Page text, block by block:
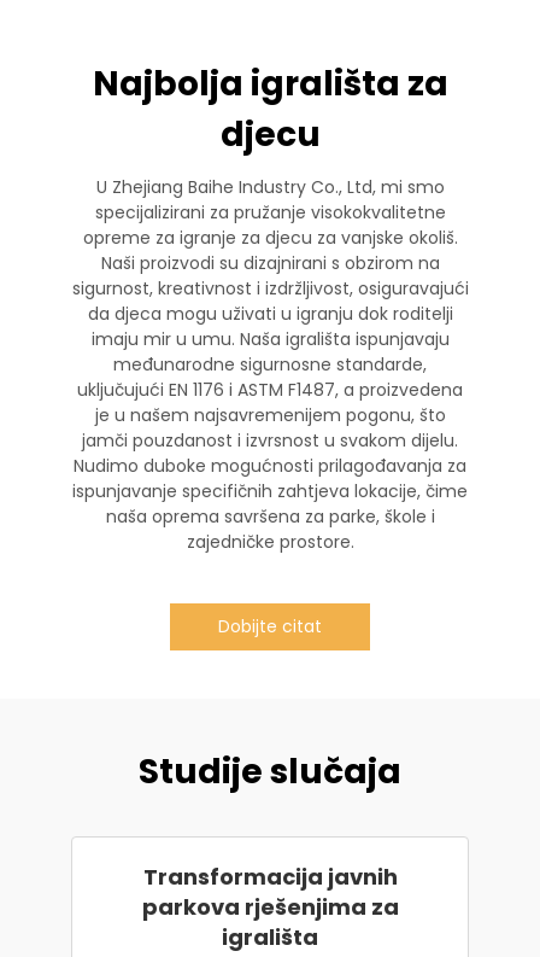
Najbolja igrališta za
djecu
U Zhejiang Baihe Industry Co., Ltd, mi smo
specijalizirani za pružanje visokokvalitetne
opreme za igranje za djecu za vanjske okoliš.
Naši proizvodi su dizajnirani s obzirom na
sigurnost, kreativnost i izdržljivost, osiguravajući
da djeca mogu uživati u igranju dok roditelji
imaju mir u umu. Naša igrališta ispunjavaju
međunarodne sigurnosne standarde,
uključujući EN 1176 i ASTM F1487, a proizvedena
je u našem najsavremenijem pogonu, što
jamči pouzdanost i izvrsnost u svakom dijelu.
Nudimo duboke mogućnosti prilagođavanja za
ispunjavanje specifičnih zahtjeva lokacije, čime
naša oprema savršena za parke, škole i
zajedničke prostore.
Dobijte citat
Studije slučaja
Transformacija javnih
parkova rješenjima za
igrališta